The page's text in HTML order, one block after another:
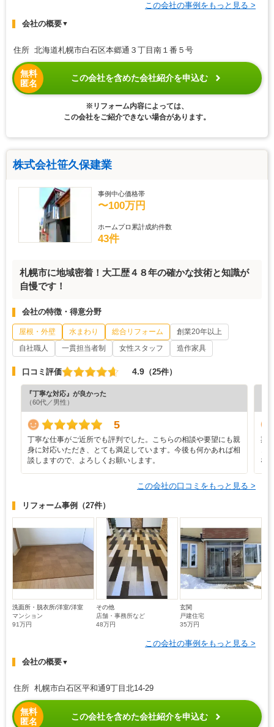
この会社の事例をもっと見る >
会社の概要▼
住所 北海道札幌市白石区本郷通３丁目南１番５号
無料
匿名
この会社を含めた会社紹介を申込む
※リフォーム内容によっては、
この会社をご紹介できない場合があります。
株式会社笹久保建業
事例中心価格帯
〜100万円
ホームプロ累計成約件数
43件
札幌市に地域密着！大工歴４８年の確かな技術と知識が
自慢です！
会社の特徴・得意分野
屋根・外壁 水まわり 総合リフォーム
創業20年以上
自社職人
一貫担当者制 女性スタッフ 造作家具
口コミ評価 4.9 （25件）
『丁寧な対応』が良かった
（60代／男性）
5
丁寧な仕事がご近所でも評判でした。こちらの相談や要望にも親
身に対応いただき、とても満足しています。今後も何かあれば相
談しますので、よろしくお願いします。
期
な
この会社の口コミをもっと見る >
リフォーム事例 （27件）
洗面所・脱衣所/洋室/洋室
マンション
91万円
その他
店舗・事務所など
48万円
玄関
戸建住宅
35万円
この会社の事例をもっと見る >
会社の概要▼
住所 札幌市白石区平和通9丁目北14-29
無料
匿名
この会社を含めた会社紹介を申込む